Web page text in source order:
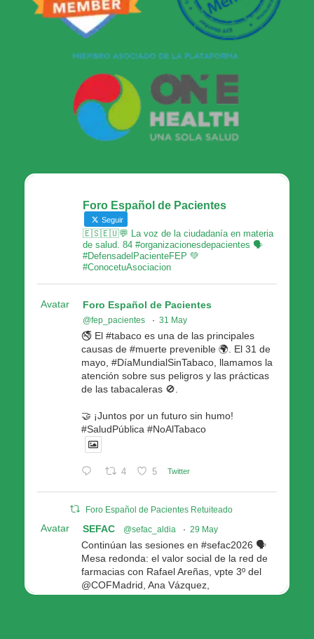
Foro Español de Pacientes
Seguir
🇪🇸🇪🇺💬 La voz de la ciudadanía en materia
de salud. 84 #organizacionesdepacientes 🗣
#DefensadelPacienteFEP 💚
#ConocetuAsociacion
Avatar Foro Español de Pacientes
@fep_pacientes · 31 May
🚭 El #tabaco es una de las principales
causas de #muerte prevenible 🌍. El 31 de
mayo, #DíaMundialSinTabaco, llamamos la
atención sobre sus peligros y las prácticas
de las tabacaleras 🚫.
🤝 ¡Juntos por un futuro sin humo!
#SaludPública #NoAlTabaco
4 5 Twitter
Foro Español de Pacientes Retuiteado
Avatar SEFAC @sefac_aldia · 29 May
Continúan las sesiones en #sefac2026 🗣️
Mesa redonda: el valor social de la red de
farmacias con Rafael Areñas, vpte 3º del
@COFMadrid, Ana Vázquez,
@fep_pacientes Galicia, Antón Acevedo, d